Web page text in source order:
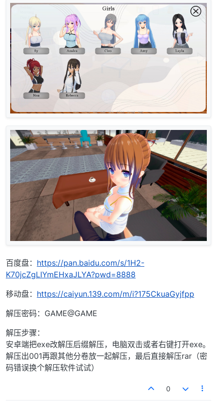
百度盘： https://pan.baidu.com/s/1H2-
K70jcZgLIYmEHxaJLYA?pwd=8888
移动盘： https://caiyun.139.com/m/i?175CkuaGyjfpp
解压密码：GAME@GAME
解压步骤：
安卓端把exe改解压后缀解压，电脑双击或者右键打开exe。
解压出001再跟其他分卷放一起解压，最后直接解压rar（密
码错误换个解压软件试试）
0